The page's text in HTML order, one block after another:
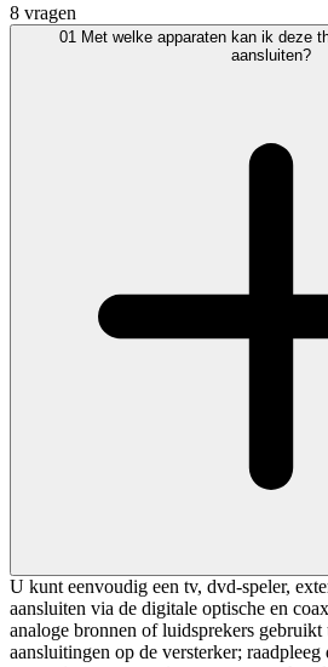
8 vragen
01 Met welke apparaten kan ik deze
aansluiten?
U kunt eenvoudig een tv, dvd-speler,
aansluiten via de digitale optische en
analoge bronnen of luidsprekers gebruikt
aansluitingen op de versterker;